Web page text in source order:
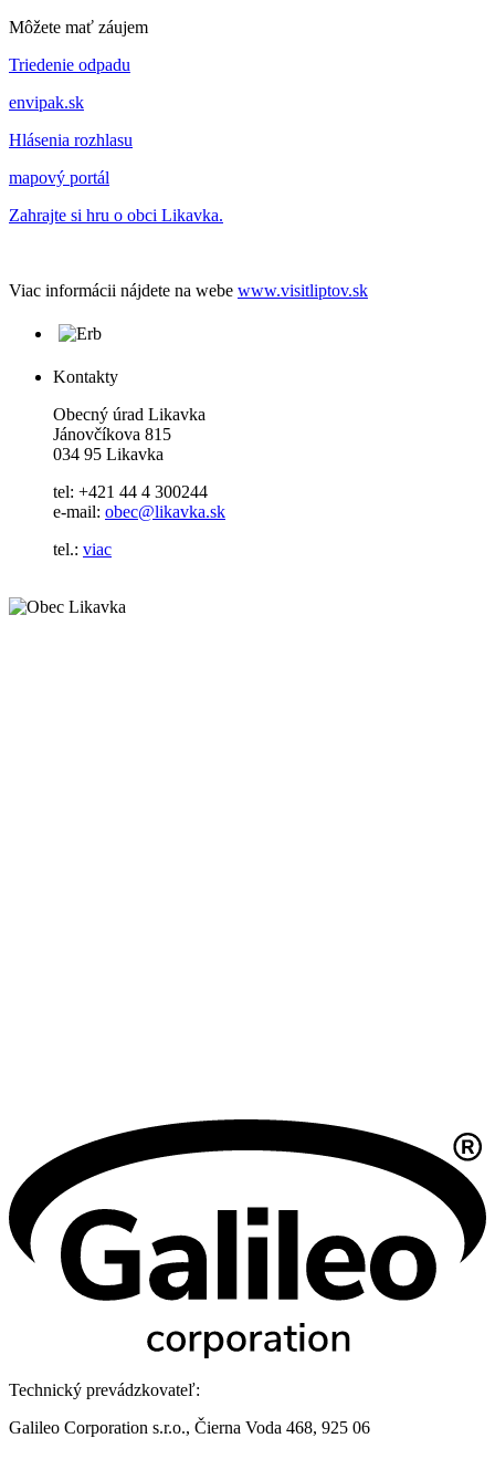
Môžete mať záujem
Triedenie odpadu
envipak.sk
Hlásenia rozhlasu
mapový portál
Zahrajte si hru o obci Likavka.
Viac informácii nájdete na webe www.visitliptov.sk
Kontakty
Obecný úrad Likavka
Jánovčíkova 815
034 95 Likavka
tel: +421 44 4 300244
e-mail: obec@likavka.sk
tel.: viac
Technický prevádzkovateľ:
Galileo Corporation s.r.o., Čierna Voda 468, 925 06